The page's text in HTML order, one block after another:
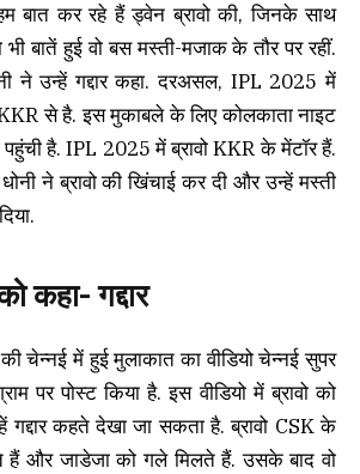
बात कर रहे हैं ड्वेन ब्रावो की, जिनके साथ
भी बातें हुई वो बस मस्ती-मजाक के तौर पर रहीं.
ने उन्हें गद्दार कहा. दरअसल, IPL 2025 में
से है. इस मुकाबले के लिए कोलकाता नाइट
पहुंची है. IPL 2025 में ब्रावो KKR के मेंटॉर हैं.
ने ब्रावो की खिंचाई कर दी और उन्हें मस्ती
कहा- गद्दार
चेन्नई में हुई मुलाकात का वीडियो चेन्नई सुपर
पर पोस्ट किया है. इस वीडियो में ब्रावो को
गद्दार कहते देखा जा सकता है. ब्रावो CSK के
हैं और जाडेजा को गले मिलते हैं. उसके बाद वो